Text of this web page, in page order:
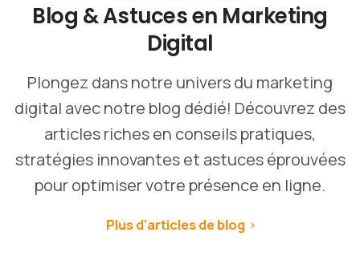
Blog &Astucesen Marketing
Digital
Plongez dans notre univers du marketing
digital avec notre blog dédié! Découvrez des
articles riches en conseils pratiques,
stratégies innovantes et astuces éprouvées
pour optimiser votre présence en ligne.
Plus d'articles de blog